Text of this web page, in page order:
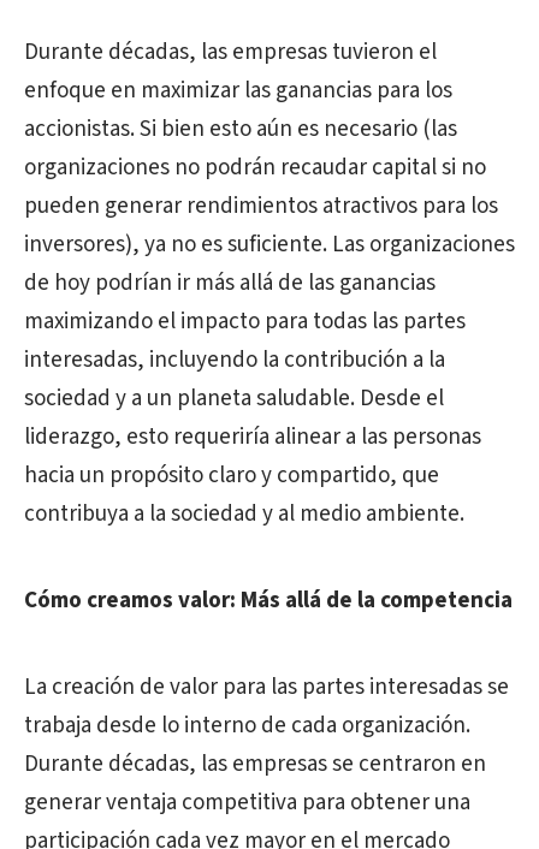
Durante décadas, las empresas tuvieron el
enfoque en maximizar las ganancias para los
accionistas. Si bien esto aún es necesario (las
organizaciones no podrán recaudar capital si no
pueden generar rendimientos atractivos para los
inversores), ya no es suficiente. Las organizaciones
de hoy podrían ir más allá de las ganancias
maximizando el impacto para todas las partes
interesadas, incluyendo la contribución a la
sociedad y a un planeta saludable. Desde el
liderazgo, esto requeriría alinear a las personas
hacia un propósito claro y compartido, que
contribuya a la sociedad y al medio ambiente.
Cómo creamos valor: Más allá de la competencia
La creación de valor para las partes interesadas se
trabaja desde lo interno de cada organización.
Durante décadas, las empresas se centraron en
generar ventaja competitiva para obtener una
participación cada vez mayor en el mercado